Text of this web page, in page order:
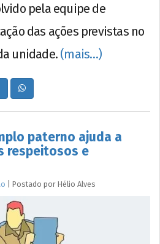
pela equipe de
das ações previstas no
unidade. (mais…)
paterno ajuda a
respeitosos e
Postado por Hélio Alves